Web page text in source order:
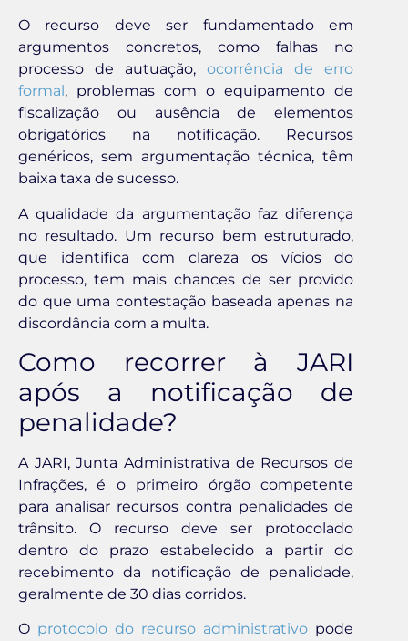
O recurso deve ser fundamentado em
argumentos concretos, como falhas no
processo de autuação, ocorrência de erro
formal , problemas com o equipamento de
fiscalização ou ausência de elementos
obrigatórios na notificação. Recursos
genéricos, sem argumentação técnica, têm
baixa taxa de sucesso.
A qualidade da argumentação faz diferença
no resultado. Um recurso bem estruturado,
que identifica com clareza os vícios do
processo, tem mais chances de ser provido
do que uma contestação baseada apenas na
discordância com a multa.
Como recorrer à JARI
após a notificação de
penalidade?
A JARI, Junta Administrativa de Recursos de
Infrações, é o primeiro órgão competente
para analisar recursos contra penalidades de
trânsito. O recurso deve ser protocolado
dentro do prazo estabelecido a partir do
recebimento da notificação de penalidade,
geralmente de 30 dias corridos.
O protocolo do recurso administrativo pode